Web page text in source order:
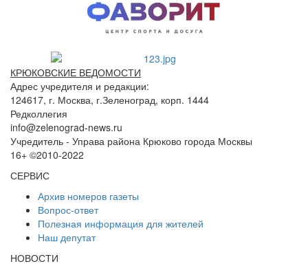
КРЮКОВСКИЕ ВЕДОМОСТИ
Адрес учредителя и редакции:
124617, г. Москва, г.Зеленоград, корп. 1444
Редколлегия
info@zelenograd-news.ru
Учредитель - Управа района Крюково города Москвы
16+ ©2010-2022
СЕРВИС
Архив номеров газеты
Вопрос-ответ
Полезная информация для жителей
Наш депутат
НОВОСТИ